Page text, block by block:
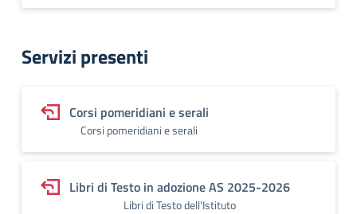
Servizi presenti
Corsi pomeridiani e serali
Corsi pomeridiani e serali
Libri di Testo in adozione AS 2025-2026
Libri di Testo dell'Istituto